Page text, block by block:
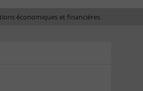
économiques et financières.